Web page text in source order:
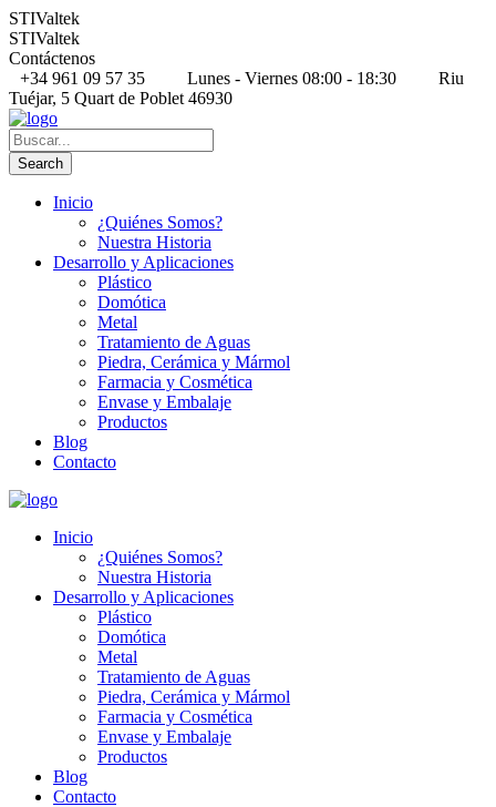
STIValtek
STIValtek
Contáctenos
+34 961 09 57 35
Lunes - Viernes 08:00 - 18:30
Riu
Tuéjar, 5 Quart de Poblet 46930
Inicio
¿Quiénes Somos?
Nuestra Historia
Desarrollo y Aplicaciones
Plástico
Domótica
Metal
Tratamiento de Aguas
Piedra, Cerámica y Mármol
Farmacia y Cosmética
Envase y Embalaje
Productos
Blog
Contacto
Inicio
¿Quiénes Somos?
Nuestra Historia
Desarrollo y Aplicaciones
Plástico
Domótica
Metal
Tratamiento de Aguas
Piedra, Cerámica y Mármol
Farmacia y Cosmética
Envase y Embalaje
Productos
Blog
Contacto